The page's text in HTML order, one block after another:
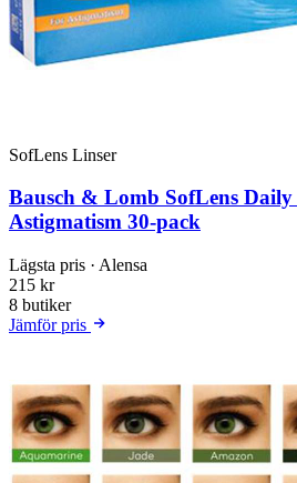
SofLens Linser
Bausch & Lomb SofLens
Astigmatism 30-pack
Lägsta pris · Alensa
215 kr
8 butiker
Jämför pris